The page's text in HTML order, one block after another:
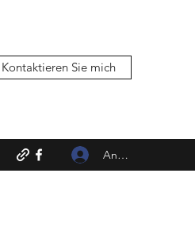
Kontaktieren Sie mich
Anmelden